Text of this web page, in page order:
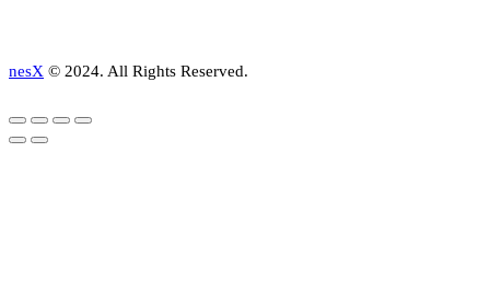
nesX © 2024. All Rights Reserved.